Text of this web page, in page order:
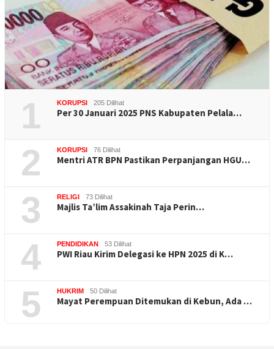
1 KORUPSI 205 Dilihat
Per 30 Januari 2025 PNS Kabupaten Pelala…
2 KORUPSI 76 Dilihat
Mentri ATR BPN Pastikan Perpanjangan HGU…
3 RELIGI 73 Dilihat
Majlis Ta’lim Assakinah Taja Perin…
4 PENDIDIKAN 53 Dilihat
PWI Riau Kirim Delegasi ke HPN 2025 di K…
5 HUKRIM 50 Dilihat
Mayat Perempuan Ditemukan di Kebun, Ada …